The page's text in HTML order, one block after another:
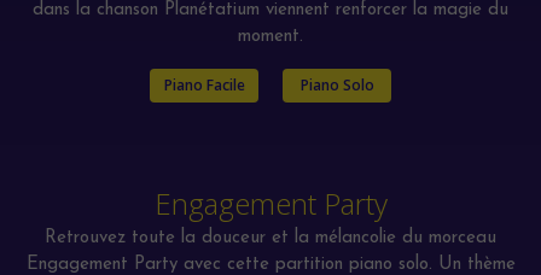
dans la chanson Planétatium viennent renforcer la magie du
moment.
Piano Facile Piano Solo
Engagement Party
Retrouvez toute la douceur et la mélancolie du morceau
Engagement Party avec cette partition piano solo. Un thème